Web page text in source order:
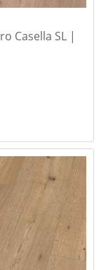
Casella SL |